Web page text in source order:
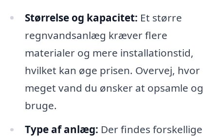
Størrelse og kapacitet: Et større
regnvandsanlæg kræver flere
materialer og mere installationstid,
hvilket kan øge prisen. Overvej, hvor
meget vand du ønsker at opsamle og
bruge.
Type af anlæg: Der findes forskellige